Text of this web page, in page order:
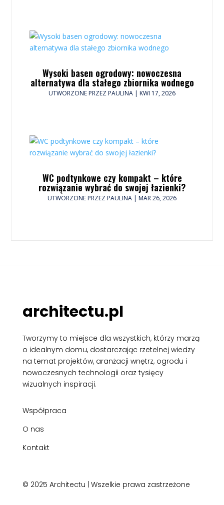
Wysoki basen ogrodowy: nowoczesna
alternatywa dla stałego zbiornika wodnego
UTWORZONE PRZEZPAULINA | KWI 17, 2026
WC podtynkowe czy kompakt – które
rozwiązanie wybrać do swojej łazienki?
UTWORZONE PRZEZPAULINA | MAR 26, 2026
architectu.pl
Tworzymy to miejsce dla wszystkich, którzy marzą
o idealnym domu, dostarczając rzetelnej wiedzy
na temat projektów, aranżacji wnętrz, ogrodu i
nowoczesnych technologii oraz tysięcy
wizualnych inspiracji.
Współpraca
O nas
Kontakt
© 2025 Architectu | Wszelkie prawa zastrzeżone